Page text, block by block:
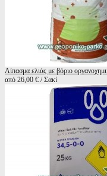
Λίπασμα ελιάς με βόριο
από 26,00 € / Σακί